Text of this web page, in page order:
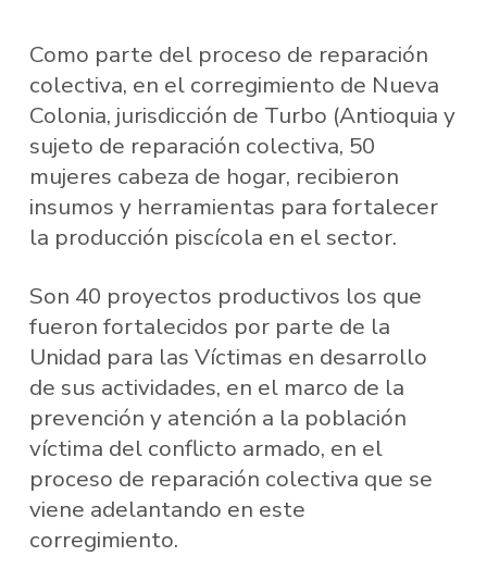
Como parte del proceso de reparación
colectiva, en el corregimiento de Nueva
Colonia, jurisdicción de Turbo (Antioquia y
sujeto de reparación colectiva, 50
mujeres cabeza de hogar, recibieron
insumos y herramientas para fortalecer
la producción piscícola en el sector.
Son 40 proyectos productivos los que
fueron fortalecidos por parte de la
Unidad para las Víctimas en desarrollo
de sus actividades, en el marco de la
prevención y atención a la población
víctima del conflicto armado, en el
proceso de reparación colectiva que se
viene adelantando en este
corregimiento.